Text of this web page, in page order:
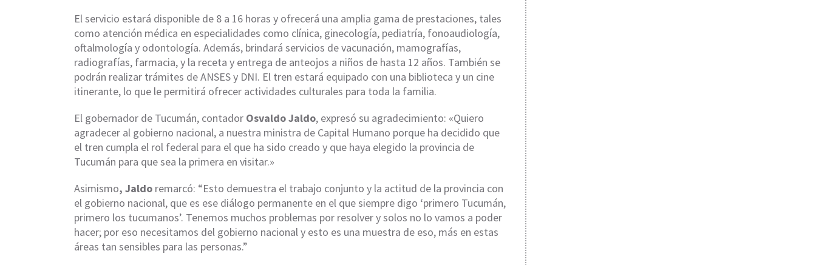
El servicio estará disponible de 8 a 16 horas y ofrecerá una amplia gama de prestaciones, tales
como atención médica en especialidades como clínica, ginecología, pediatría, fonoaudiología,
oftalmología y odontología. Además, brindará servicios de vacunación, mamografías,
radiografías, farmacia, y la receta y entrega de anteojos a niños de hasta 12 años. También se
podrán realizar trámites de ANSES y DNI. El tren estará equipado con una biblioteca y un cine
itinerante, lo que le permitirá ofrecer actividades culturales para toda la familia.
El gobernador de Tucumán, contador Osvaldo Jaldo, expresó su agradecimiento: «Quiero
agradecer al gobierno nacional, a nuestra ministra de Capital Humano porque ha decidido que
el tren cumpla el rol federal para el que ha sido creado y que haya elegido la provincia de
Tucumán para que sea la primera en visitar.»
Asimismo, Jaldo remarcó: “Esto demuestra el trabajo conjunto y la actitud de la provincia con
el gobierno nacional, que es ese diálogo permanente en el que siempre digo ‘primero Tucumán,
primero los tucumanos’. Tenemos muchos problemas por resolver y solos no lo vamos a poder
hacer; por eso necesitamos del gobierno nacional y esto es una muestra de eso, más en estas
áreas tan sensibles para las personas.”